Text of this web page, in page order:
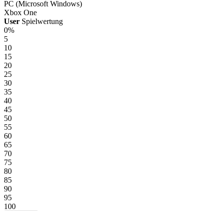
PC (Microsoft Windows)
Xbox One
User Spielwertung
0%
5
10
15
20
25
30
35
40
45
50
55
60
65
70
75
80
85
90
95
100